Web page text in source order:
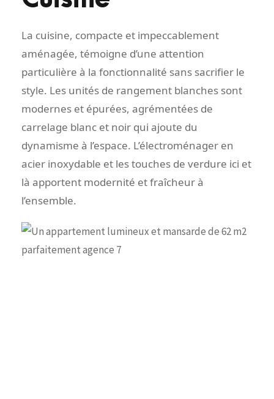
La cuisine, compacte et impeccablement
aménagée, témoigne d’une attention
particulière à la fonctionnalité sans sacrifier le
style. Les unités de rangement blanches sont
modernes et épurées, agrémentées de
carrelage blanc et noir qui ajoute du
dynamisme à l’espace. L’électroménager en
acier inoxydable et les touches de verdure ici et
là apportent modernité et fraîcheur à
l’ensemble.